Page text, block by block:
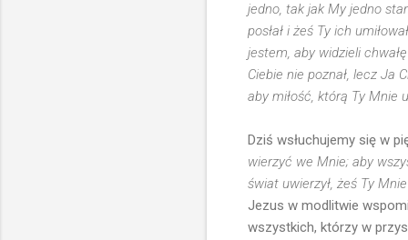
jedno, tak jak My jedno
posłał i żeś Ty ich
jestem, aby widzieli
Ciebie nie poznał, lecz Ja
aby miłość, którą Ty Mnie
Dziś wsłuchujemy się w
wierzyć we Mnie; aby
świat uwierzył, żeś Ty Mnie
Jezus w modlitwie
wszystkich, którzy w